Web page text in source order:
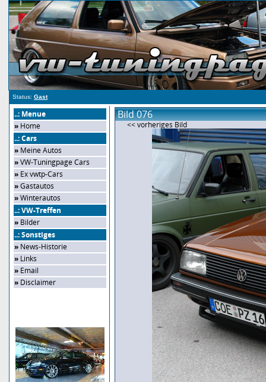
Status: Gast
..: Menue
» Home
..: Cars
» Meine Autos
»VW-Tuningpage Cars
» Ex vwtp-Cars
»Gastautos
»Winterautos
..: VW-Treffen
» Bilder
..: Sonstiges
» News-Historie
» Links
» Email
» Disclaimer
Bild 076
<< vorheriges Bild